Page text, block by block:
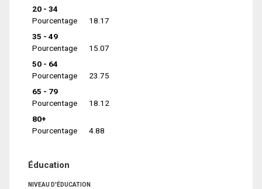
20 - 34
Pourcentage
18.17
35 - 49
Pourcentage
15.07
50 - 64
Pourcentage
23.75
65 - 79
Pourcentage
18.12
80+
Pourcentage
4.88
Éducation
NIVEAU D'ÉDUCATION